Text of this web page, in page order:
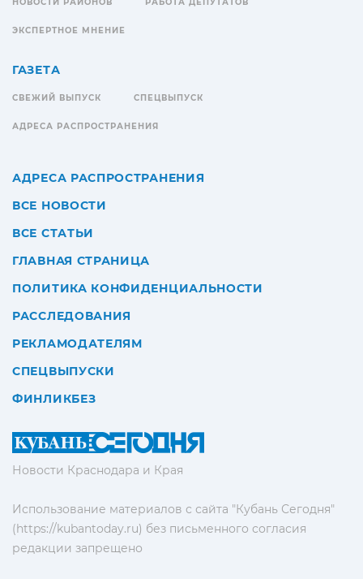
Новости Краснодара и Края
Использование материалов с сайта "Кубань Сегодня"
(https://kubantoday.ru) без письменного согласия
редакции запрещено
НОВОСТИ РАЙОНОВ РАБОТА ДЕПУТАТОВ
ЭКСПЕРТНОЕ МНЕНИЕ
ГАЗЕТА
СВЕЖИЙ ВЫПУСК СПЕЦВЫПУСК
АДРЕСА РАСПРОСТРАНЕНИЯ
АДРЕСА РАСПРОСТРАНЕНИЯ
ВСЕ НОВОСТИ
ВСЕ СТАТЬИ
ГЛАВНАЯ СТРАНИЦА
ПОЛИТИКА КОНФИДЕНЦИАЛЬНОСТИ
РАССЛЕДОВАНИЯ
РЕКЛАМОДАТЕЛЯМ
СПЕЦВЫПУСКИ
ФИНЛИКБЕЗ